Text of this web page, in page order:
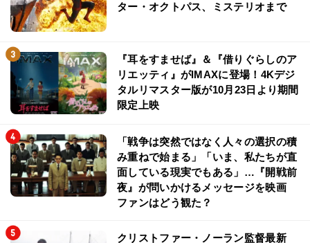
ター・オクトパス、ミステリオまで
『耳をすませば』＆『借りぐらしのア
リエッティ』がIMAXに登場！4Kデジ
タルリマスター版が10月23日より期間
限定上映
「戦争は突然ではなく人々の選択の積
み重ねで始まる」「いま、私たちが直
面している現実でもある」…『開戦前
夜』が問いかけるメッセージを映画
ファンはどう観た？
クリストファー・ノーラン監督最新